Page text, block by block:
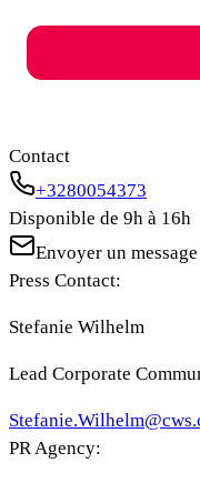
Contact
+3280054373
Disponible de 9h à 16h
Envoyer un message
Press Contact:
Stefanie Wilhelm
Lead Corporate
PR Agency: